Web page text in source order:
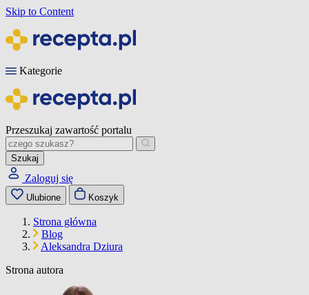
Skip to Content
Kategorie
Przeszukaj zawartość portalu
Szukaj
Zaloguj się
Ulubione Koszyk
Strona główna
Blog
Aleksandra Dziura
Strona autora